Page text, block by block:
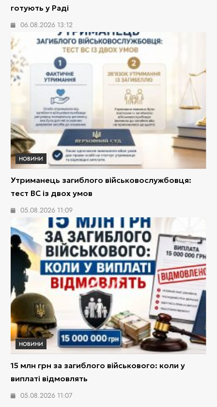
готують у Раді
06.08.2026 13:12
НОВИНИ
Утриманець загиблого військовослужбовця:
тест ВС із двох умов
05.08.2026 11:09
НОВИНИ
15 млн грн за загиблого військового: коли у
виплаті відмовлять
05.08.2026 11:07